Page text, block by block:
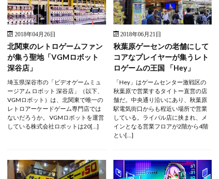
2018年04月26日
北関東のレトロゲームファン
が集う聖地「VGMロボット
深谷店」
埼玉県深谷市の「ビデオゲームミュ
ージアム ロボット 深谷店」（以下、
VGMロボット）は、北関東で唯一の
レトロアーケードゲーム専門店では
ないだろうか。 VGMロボットを運営
している株式会社ロボットは20[…]
2018年06月21日
秋葉原ゲーセンの老舗にして
コアなプレイヤーが集うレト
ロゲームの王国 「Hey」
「Hey」はゲームセンター激戦区の
秋葉原で営業するタイトー直営の店
舗だ。中央通り沿いにあり、秋葉原
駅電気街口からも程近い場所で営業
している。ライバル店に挟まれ、メ
インとなる営業フロアが2階から4階
とい[…]